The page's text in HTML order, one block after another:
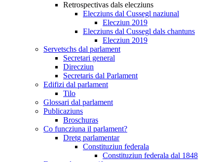
Retrospectivas dals elecziuns
Elecziuns dal Cussegl naziunal
Elecziun 2019
Elecziuns dal Cussegl dals chantuns
Elecziun 2019
Servetschs dal parlament
Secretari general
Direcziun
Secretaris dal Parlament
Edifizi dal parlament
Tilo
Glossari dal parlament
Publicaziuns
Broschuras
Co funcziuna il parlament?
Dretg parlamentar
Constituziun federala
Constituziun federala dal 1848